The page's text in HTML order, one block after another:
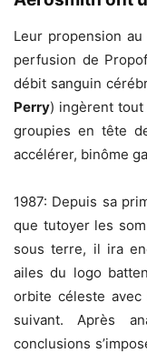
Leur propension au
perfusion de
débit sanguin
Perry) ingèrent
groupies en tête
accélérer, binôme
1987: Depuis sa
que tutoyer les
sous terre, il ira
ailes du logo
orbite céleste avec
suivant. Après
conclusions